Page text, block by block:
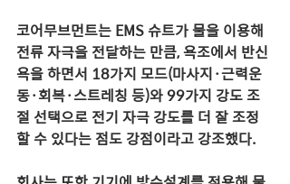
코어무브먼트는 EMS 슈트가 물을 이용해
전류 자극을 전달하는 만큼, 욕조에서 반신
욕을 하면서 18가지 모드(마사지·근력운
동·회복·스트레칭 등)와 99가지 강도 조
절 선택으로 전기 자극 강도를 더 잘 조정
할 수 있다는 점도 강점이라고 강조했다.